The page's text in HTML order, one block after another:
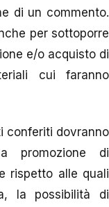
di un commento.
per sottoporre
e/o acquisto di
cui faranno
conferiti dovranno
promozione di
rispetto alle quali
la possibilità di